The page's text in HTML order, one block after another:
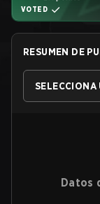
VOTED
RESUMEN DE
SELECCIONA
Datos